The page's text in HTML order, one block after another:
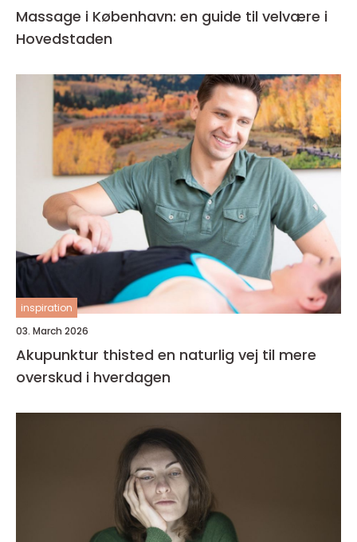
Massage i København: en guide til velvære i
Hovedstaden
inspiration
03. March 2026
Akupunktur thisted en naturlig vej til mere
overskud i hverdagen